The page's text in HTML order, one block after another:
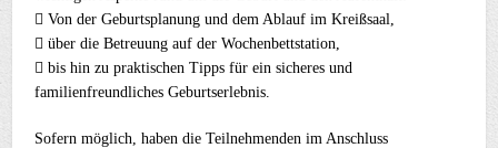
 Von der Geburtsplanung und dem Ablauf im Kreißsaal,
 über die Betreuung auf der Wochenbettstation,
 bis hin zu praktischen Tipps für ein sicheres und
familienfreundliches Geburtserlebnis.
Sofern möglich, haben die Teilnehmenden im Anschluss